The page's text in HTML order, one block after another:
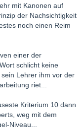
mit Kanonen auf
der Nachsichtigkeit
noch einen Reim
einer der
schlicht keine
Lehrer ihm vor der
riet...
Kriterium 10 dann
weg mit dem
Niveau...